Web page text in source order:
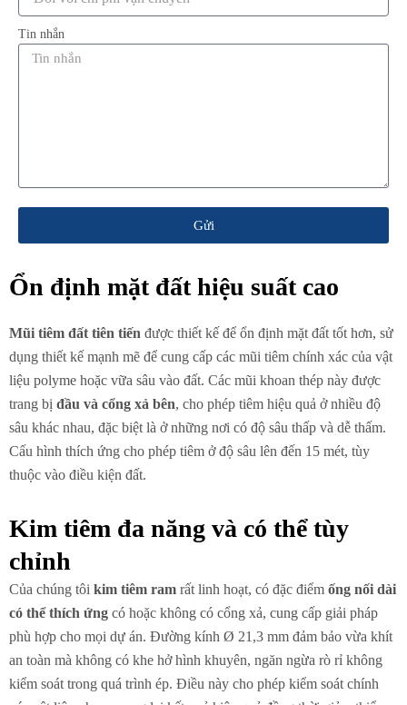
Tin nhắn
Gửi
Ổn định mặt đất hiệu suất cao
Mũi tiêm đất tiên tiến được thiết kế để ổn định mặt đất tốt hơn, sử
dụng thiết kế mạnh mẽ để cung cấp các mũi tiêm chính xác của vật
liệu polyme hoặc vữa sâu vào đất. Các mũi khoan thép này được
trang bị đầu và cổng xả bên, cho phép tiêm hiệu quả ở nhiều độ
sâu khác nhau, đặc biệt là ở những nơi có độ sâu thấp và dễ thấm.
Cấu hình thích ứng cho phép tiêm ở độ sâu lên đến 15 mét, tùy
thuộc vào điều kiện đất.
Kim tiêm đa năng và có thể tùy
chỉnh
Của chúng tôi kim tiêm ram rất linh hoạt, có đặc điểm ống nối dài
có thể thích ứng có hoặc không có cổng xả, cung cấp giải pháp
phù hợp cho mọi dự án. Đường kính Ø 21,3 mm đảm bảo vừa khít
an toàn mà không có khe hở hình khuyên, ngăn ngừa rò rỉ không
kiểm soát trong quá trình ép. Điều này cho phép kiểm soát chính